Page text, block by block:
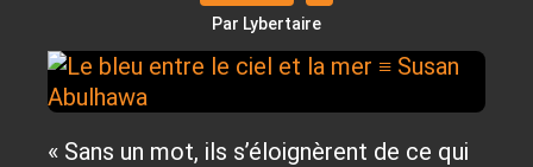
Par Lybertaire
« Sans un mot, ils s’éloignèrent de ce qui